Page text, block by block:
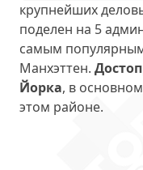
крупнейших
поделен на 5
самым популярным
Манхэттен.
Йорка, в
этом районе.